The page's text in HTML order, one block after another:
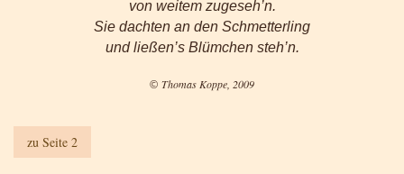
von weitem zugeseh’n.
Sie dachten an den Schmetterling
und ließen’s Blümchen steh’n.
© Thomas Koppe, 2009
zu Seite 2